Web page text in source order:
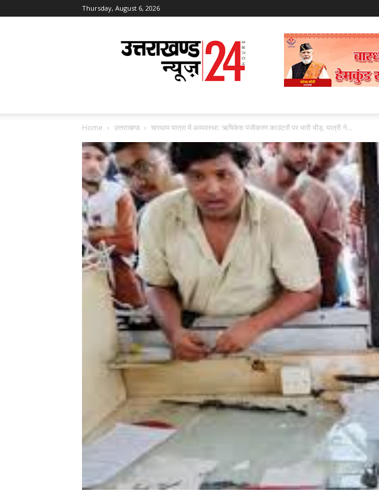
Thursday, August 6, 2026
Uttarakhand
News
24
Home उत्तराखण्ड चारधाम यात्रा में अव्यवस्था: ऋषिकेश पंजीकरण काउंटरों पर भारी भीड़, यात्री ने...